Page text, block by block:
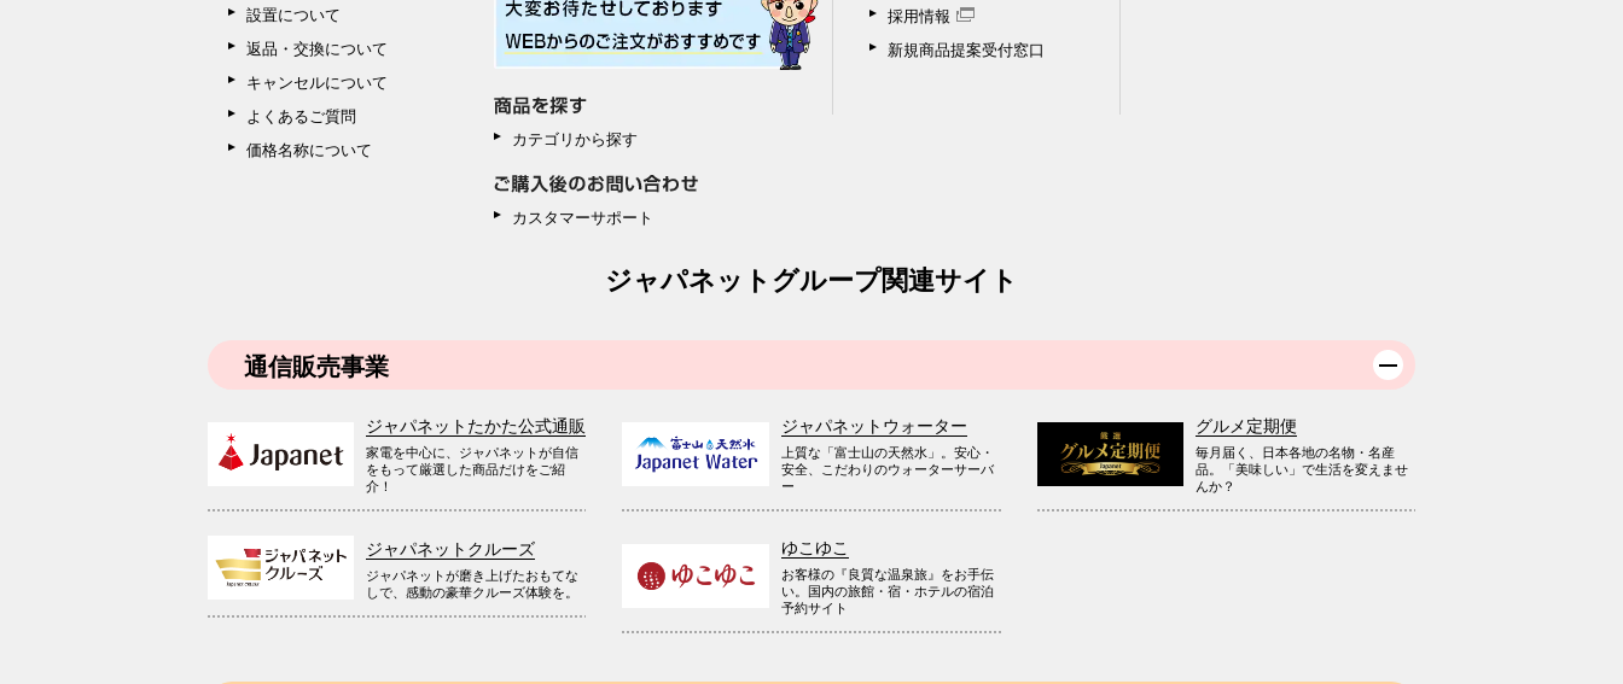
設置について
返品・交換について
キャンセルについて
よくあるご質問
価格名称について
カテゴリから探す
カスタマーサポート
採用情報
新規商品提案受付窓口
ジャパネットグループ関連サイト
通信販売事業
ジャパネットたかた公式通販
家電を中心に、ジャパネットが自信
をもって厳選した商品だけをご紹
介！
ジャパネットウォーター
上質な「富士山の天然水」。安心・
安全、こだわりのウォーターサーバ
ー
グルメ定期便
毎月届く、日本各地の名物・名産
品。「美味しい」で生活を変えませ
んか？
ジャパネットクルーズ
ジャパネットが磨き上げたおもてな
しで、感動の豪華クルーズ体験を。
ゆこゆこ
お客様の『良質な温泉旅』をお手伝
い。国内の旅館・宿・ホテルの宿泊
予約サイト